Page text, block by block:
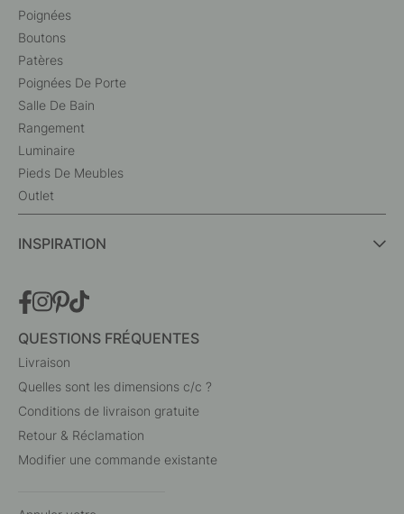
Poignées
Boutons
Patères
Poignées De Porte
Salle De Bain
Rangement
Luminaire
Pieds De Meubles
Outlet
INSPIRATION
QUESTIONS FRÉQUENTES
Livraison
Quelles sont les dimensions c/c ?
Conditions de livraison gratuite
Retour & Réclamation
Modifier une commande existante